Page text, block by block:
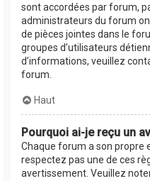
sont accordées par forum,
administrateurs du forum
de pièces jointes dans le
groupes d’utilisateurs
d’informations, veuillez
forum.
Haut
Pourquoi ai-je reçu un
Chaque forum a son propre
respectez pas une de ces
avertissement. Veuillez